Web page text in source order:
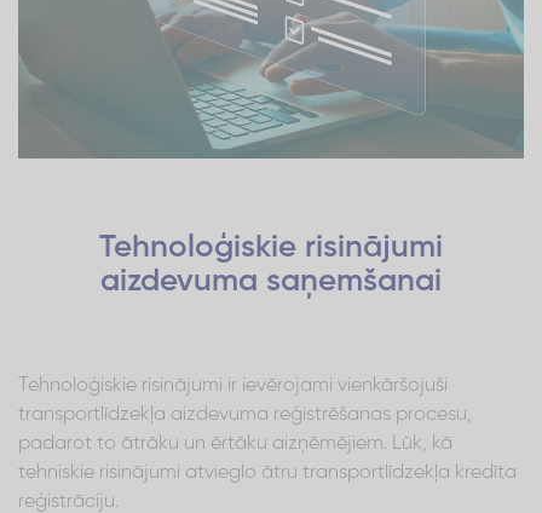
Tehnoloģiskie risinājumi
aizdevuma saņemšanai
Tehnoloģiskie risinājumi ir ievērojami vienkāršojuši
transportlīdzekļa aizdevuma reģistrēšanas procesu,
padarot to ātrāku un ērtāku aizņēmējiem. Lūk, kā
tehniskie risinājumi atvieglo ātru transportlīdzekļa kredīta
reģistrāciju.